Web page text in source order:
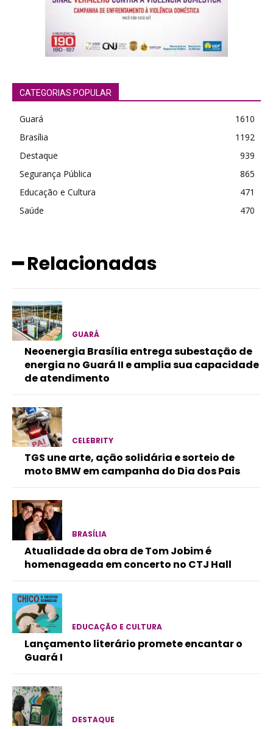
CATEGORIAS POPULAR
Guará
1610
Brasília
1192
Destaque
939
Segurança Pública
865
Educação e Cultura
471
Saúde
470
━ Relacionadas
GUARÁ
Neoenergia Brasília entrega subestação de
energia no Guará II e amplia sua capacidade
de atendimento
CELEBRITY
TGS une arte, ação solidária e sorteio de
moto BMW em campanha do Dia dos Pais
BRASÍLIA
Atualidade da obra de Tom Jobim é
homenageada em concerto no CTJ Hall
EDUCAÇÃO E CULTURA
Lançamento literário promete encantar o
Guará I
DESTAQUE